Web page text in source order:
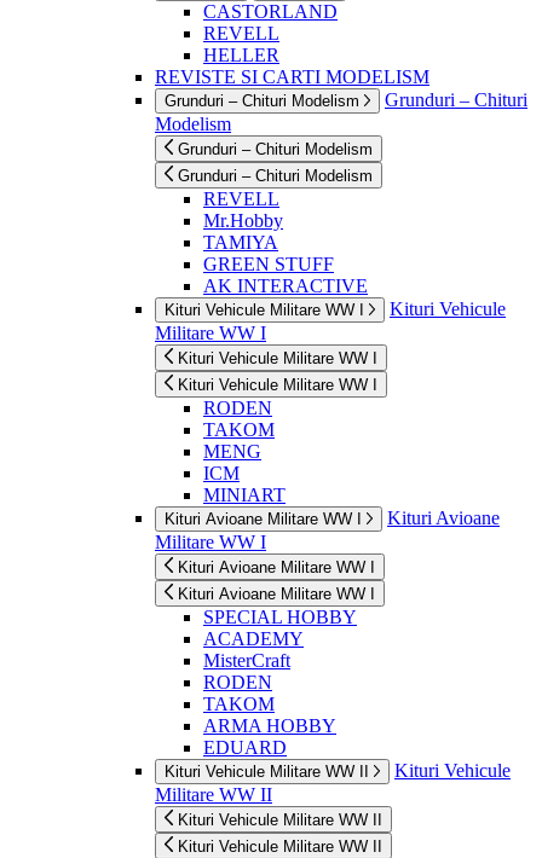
CASTORLAND
REVELL
HELLER
REVISTE SI CARTI MODELISM
Grunduri – Chituri Modelism
Grunduri – Chituri
Modelism
Grunduri – Chituri Modelism
Grunduri – Chituri Modelism
REVELL
Mr.Hobby
TAMIYA
GREEN STUFF
AK INTERACTIVE
Kituri Vehicule Militare WW I
Kituri Vehicule
Militare WW I
Kituri Vehicule Militare WW I
Kituri Vehicule Militare WW I
RODEN
TAKOM
MENG
ICM
MINIART
Kituri Avioane Militare WW I
Kituri Avioane
Militare WW I
Kituri Avioane Militare WW I
Kituri Avioane Militare WW I
SPECIAL HOBBY
ACADEMY
MisterCraft
RODEN
TAKOM
ARMA HOBBY
EDUARD
Kituri Vehicule Militare WW II
Kituri Vehicule
Militare WW II
Kituri Vehicule Militare WW II
Kituri Vehicule Militare WW II